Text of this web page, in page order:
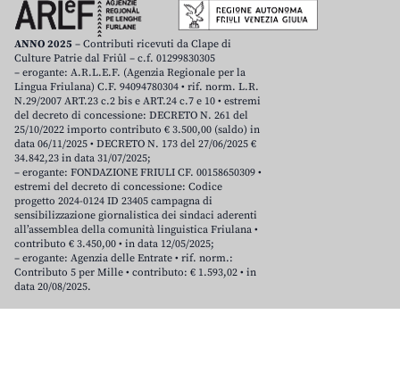
ANNO 2025 – Contributi ricevuti da Clape di
Culture Patrie dal Friûl – c.f. 01299830305
– erogante: A.R.L.E.F. (Agenzia Regionale per la
Lingua Friulana) C.F. 94094780304 • rif. norm. L.R.
N.29/2007 ART.23 c.2 bis e ART.24 c.7 e 10 • estremi
del decreto di concessione: DECRETO N. 261 del
25/10/2022 importo contributo € 3.500,00 (saldo) in
data 06/11/2025 • DECRETO N. 173 del 27/06/2025 €
34.842,23 in data 31/07/2025;
– erogante: FONDAZIONE FRIULI CF. 00158650309 •
estremi del decreto di concessione: Codice
progetto 2024-0124 ID 23405 campagna di
sensibilizzazione giornalistica dei sindaci aderenti
all’assemblea della comunità linguistica Friulana •
contributo € 3.450,00 • in data 12/05/2025;
– erogante: Agenzia delle Entrate • rif. norm.:
Contributo 5 per Mille • contributo: € 1.593,02 • in
data 20/08/2025.